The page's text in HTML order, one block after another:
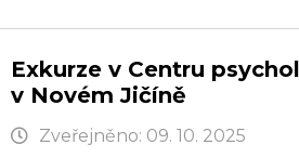
Exkurze v Centru
v Novém Jičíně
Zveřejněno: 09. 10. 2025